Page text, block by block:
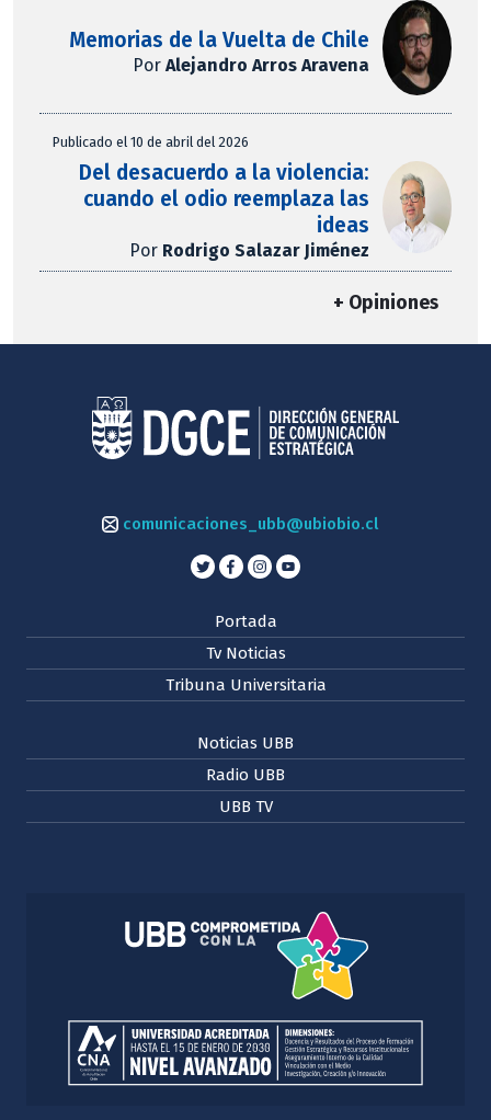
Memorias de la Vuelta de Chile
PorAlejandro Arros Aravena
Publicado el 10 de abril del 2026
Del desacuerdo a la violencia:
cuando el odio reemplaza las
ideas
Por Rodrigo Salazar Jiménez
+ Opiniones
comunicaciones_ubb@ubiobio.cl
Portada
Tv Noticias
Tribuna Universitaria
Noticias UBB
Radio UBB
UBB TV